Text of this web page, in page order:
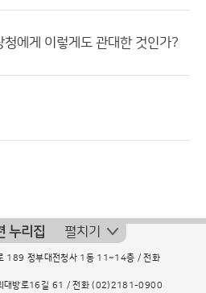
청에게 이렇게도 관대한 것인가?
누리집 펼치기
189 정부대전청사 1동 11~14층 / 전화
대방로16길 61 / 전화(02)2181-0900